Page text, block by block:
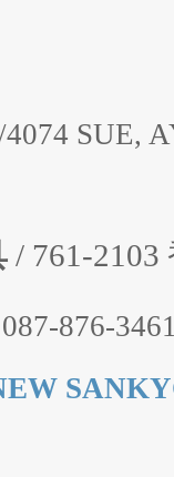
4074 SUE,
/ 761-
876-